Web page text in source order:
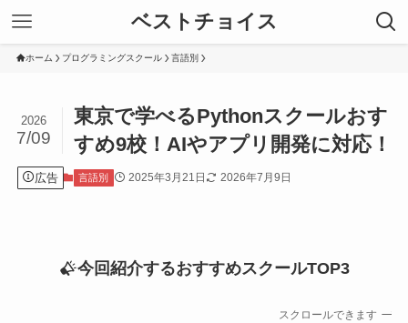
ベストチョイス
ホーム プログラミングスクール 言語別
東京で学べるPythonスクールおす
すめ9校！AIやアプリ開発に対応！
2026
7/09
広告 言語別 2025年3月21日 2026年7月9日
今回紹介するおすすめスクールTOP3
スクロールできます